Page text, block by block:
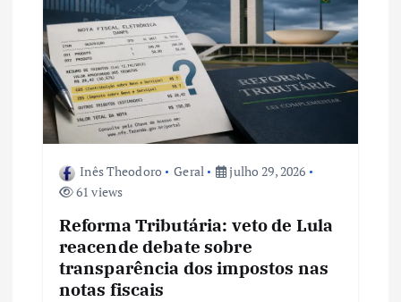
Inês Theodoro Geral
julho 29, 2026
61 views
Reforma Tributária: veto de Lula
reacende debate sobre
transparência dos impostos nas
notas fiscais